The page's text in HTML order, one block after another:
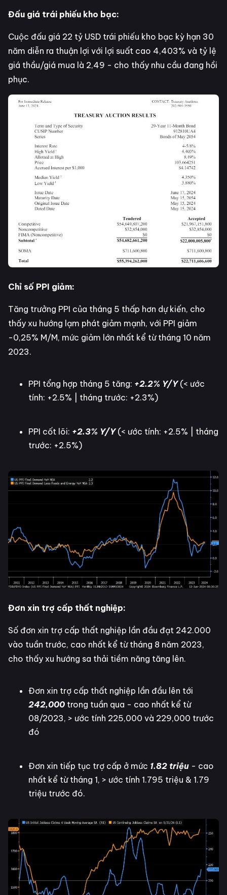
Đấu giá trái phiếu kho bạc:
Cuộc đấu giá 22 tỷ USD trái phiếu kho bạc kỳ hạn 30
năm diễn ra thuận lợi với lợi suất cao 4,403% và tỷ lệ
giá thầu/giá mua là 2,49 - cho thấy nhu cầu đang hồi
phục.
Chỉ số PPI giảm:
Tăng trưởng PPI của tháng 5 thấp hơn dự kiến, cho
thấy xu hướng lạm phát giảm mạnh, với PPI giảm
-0,25% M/M, mức giảm lớn nhất kể từ tháng 10 năm
2023.
PPI tổng hợp tháng 5 tăng: +2.2% Y/Y(< ước
tính: +2.5% | tháng trước: +2.3%)
PPI cốt lõi: +2.3% Y/Y(< ước tính: +2.5% | tháng
trước: +2.5%)
Đơn xin trợ cấp thất nghiệp:
Số đơn xin trợ cấp thất nghiệp lần đầu đạt 242.000
vào tuần trước, cao nhất kể từ tháng 8 năm 2023,
cho thấy xu hướng sa thải tiềm năng tăng lên.
Đơn xin trợ cấp thất nghiệp lần đầu lên tới
242,000 trong tuần qua - cao nhất kể từ
08/2023, > ước tính 225,000 và 229,000 trước
đó
Đơn xin tiếp tục trợ cấp ở mức 1.82 triệu - cao
nhất kể từ tháng 1, > ước tính 1.795 triệu & 1.79
triệu trước đó.